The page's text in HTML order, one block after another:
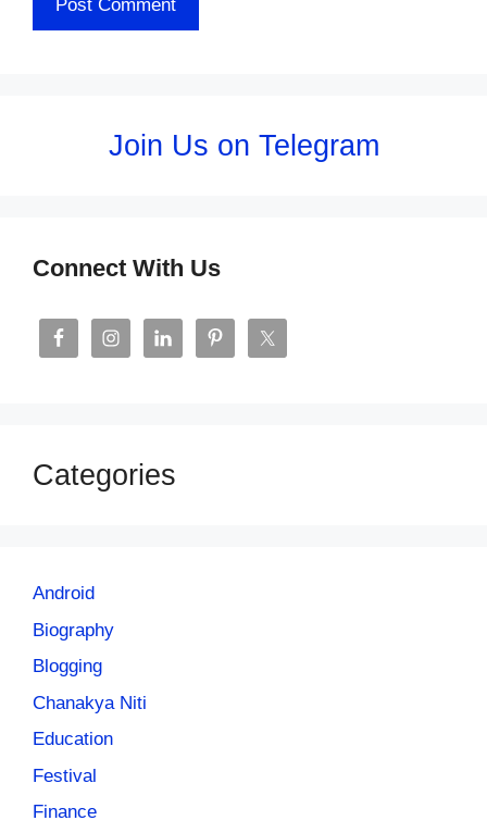
Join Us on Telegram
Connect With Us
Categories
Android
Biography
Blogging
Chanakya Niti
Education
Festival
Finance